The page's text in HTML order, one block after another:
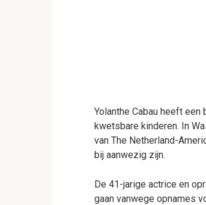
Yolanthe Cabau heeft
kwetsbare kinderen. In
van The Netherland-
bij aanwezig zijn.
De 41-jarige actrice en
gaan vanwege opnames